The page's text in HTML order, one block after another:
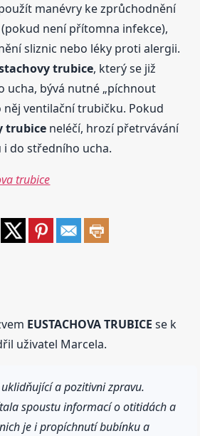
manévry ke zprůchodnění
(pokud není přítomna infekce),
sliznic nebo léky proti alergii.
trubice, který se již
ucha, bývá nutné „píchnout
něj ventilační trubičku. Pokud
trubice neléčí, hrozí přetrvávání
do středního ucha.
trubice
EUSTACHOVA TRUBICE se k
uživatel Marcela.
a pozitivni zpravu.
spoustu informací o otitidách a
je i propíchnutí bubínku a